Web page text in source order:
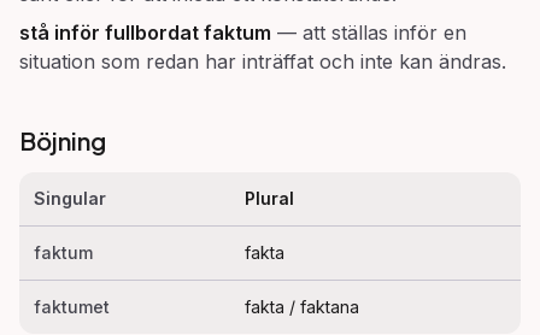
stå inför fullbordat faktum — att ställas inför en
situation som redan har inträffat och inte kan ändras.
Böjning
Singular Plural
faktum fakta
faktumet fakta / faktana